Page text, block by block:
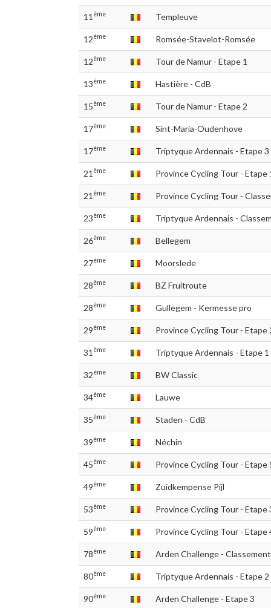
11 ème Templeuve
12ème Romsée-Stavelot-Romsée
12ème Tour de Namur - Etape 1
13ème Hastière - CdB
15ème Tour de Namur - Etape 2
17ème Sint-Maria-Oudenhove
17ème Triptyque Ardennais - Etape 3
21 ème Province Cycling Tour - Etape
21 ème Province Cycling Tour -
23ème Triptyque Ardennais -
26ème Bellegem
27ème Moorslede
28ème BZ Fruitroute
28ème Gullegem - Kermesse pro
29ème Province Cycling Tour - Etape
31 ème Triptyque Ardennais - Etape 1
32ème BW Classic
34ème Lauwe
35ème Staden - CdB
39ème Néchin
45ème Province Cycling Tour - Etape
49ème Zuidkempense Pijl
53ème Province Cycling Tour - Etape
59ème Province Cycling Tour - Etape
78ème Arden Challenge -
80ème Triptyque Ardennais - Etape 2
90ème Arden Challenge - Etape 3